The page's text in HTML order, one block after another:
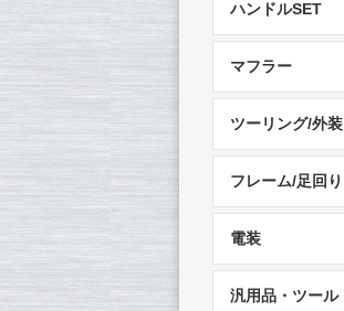
ハンドルSET
マフラー
ツーリング/外装
フレーム/足回り
電装
汎用品・ツール